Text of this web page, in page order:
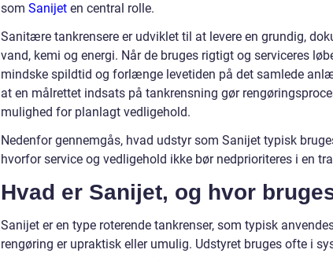
som Sanijet en central rolle.
Sanitære tankrensere er udviklet til at levere en grundig,
vand, kemi og energi. Når de bruges rigtigt og serviceres
mindske spildtid og forlænge levetiden på det samlede
at en målrettet indsats på tankrensning gør
mulighed for planlagt vedligehold.
Nedenfor gennemgås, hvad udstyr som Sanijet typisk
hvorfor service og vedligehold ikke bør nedprioriteres i en
Hvad er Sanijet, og hvor
Sanijet er en type roterende tankrenser, som typisk
rengøring er upraktisk eller umulig. Udstyret bruges ofte i